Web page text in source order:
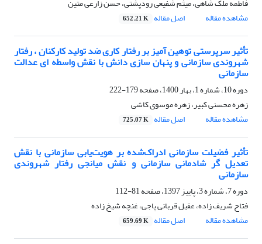
فاطمه ملک شاهی، میثم شفیعی رودپشتی، حسن زارعی متین
مشاهده مقاله
اصل مقاله 652.21 K
تأثیر سرپرستی توهین آمیز بر رفتار کاری ضد تولید کارکنان ، رفتار
شهروندی سازمانی و پنهان سازی دانش با نقش واسطه ای عدالت
سازمانی
دوره 10، شماره 1، بهار 1400، صفحه
179-222
زهره محسنی کبیر، زهره موسوی کاشی
مشاهده مقاله
اصل مقاله 725.07 K
تأثیر فضیلت سازمانی ادراک‌شده بر هویت‌یابی سازمانی با نقش
تعدیل گر شادمانی سازمانی و نقش میانجی رفتار شهروندی
سازمانی
دوره 7، شماره 3، پاییز 1397، صفحه
81-112
فتاح شریف زاده، عقیل قربانی پاجی، غنچه شیخ زاده
مشاهده مقاله
اصل مقاله 659.69 K